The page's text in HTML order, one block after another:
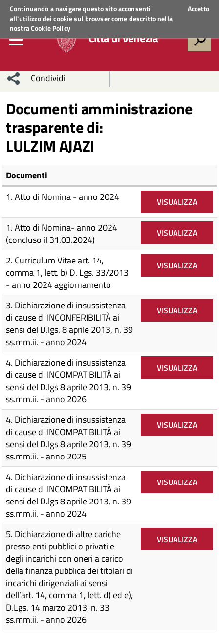
Continuando a navigare questo sito acconsenti
all'utilizzo dei cookie sul browser come descritto nella
nostraCookie Policy
Accetto
Regione VenetoACCEDI AI SERVIZI
Città di Venezia
Condividi
sui social
network
Condividi
Condividi
Facebook
Condividi
Twitter
Condividi
su
Facebook
Condividi
su
Whatsapp
Documenti amministrazione
trasparente di:
LULZIM AJAZI
Documenti
1. Atto di Nomina - anno 2024
VISUALIZZA
1. Atto di Nomina- anno 2024
(concluso il 31.03.2024)
VISUALIZZA
2. Curriculum Vitae art. 14,
comma 1, lett. b) D. Lgs. 33/2013
- anno 2024 aggiornamento
VISUALIZZA
3. Dichiarazione di insussistenza
di cause di INCONFERIBILITÀ ai
sensi del D.lgs. 8 aprile 2013, n. 39
ss.mm.ii. - anno 2024
VISUALIZZA
4. Dichiarazione di insussistenza
di cause di INCOMPATIBILITÀ ai
sensi del D.lgs 8 aprile 2013, n. 39
ss.mm.ii. - anno 2026
VISUALIZZA
4. Dichiarazione di insussistenza
di cause di INCOMPATIBILITÀ ai
sensi del D.lgs 8 aprile 2013, n. 39
ss.mm.ii. - anno 2025
VISUALIZZA
4. Dichiarazione di insussistenza
di cause di INCOMPATIBILITÀ ai
sensi del D.lgs 8 aprile 2013, n. 39
ss.mm.ii. - anno 2024
VISUALIZZA
5. Dichiarazione di altre cariche
presso enti pubblici o privati e
degli incarichi con oneri a carico
della finanza pubblica dei titolari di
incarichi dirigenziali ai sensi
dell’art. 14, comma 1, lett. d) ed e),
D.Lgs. 14 marzo 2013, n. 33
ss.mm.ii. - anno 2026
VISUALIZZA